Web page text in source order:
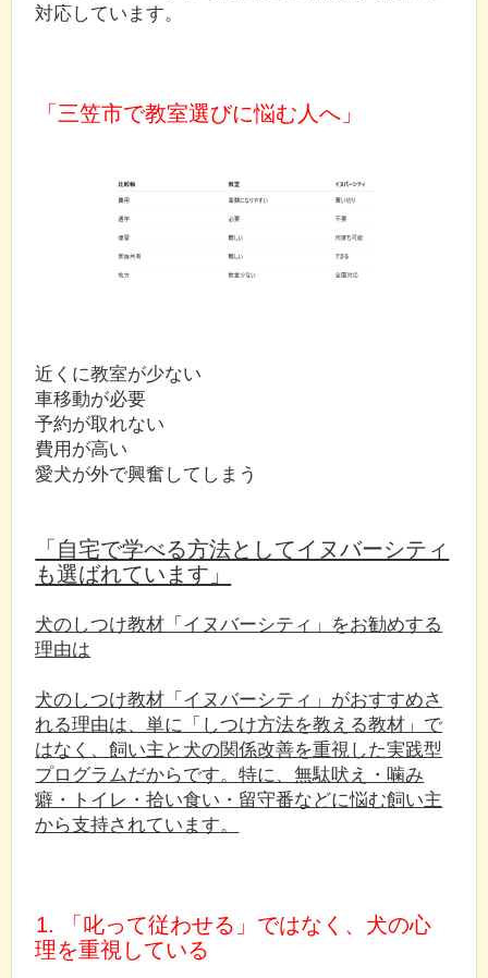
対応しています。
「三笠市で教室選びに悩む人へ」
近くに教室が少ない
車移動が必要
予約が取れない
費用が高い
愛犬が外で興奮してしまう
「自宅で学べる方法としてイヌバーシティ
も選ばれています」
犬のしつけ教材「イヌバーシティ」をお勧めする
理由は
犬のしつけ教材「イヌバーシティ」がおすすめさ
れる理由は、単に「しつけ方法を教える教材」で
はなく、飼い主と犬の関係改善を重視した実践型
プログラムだからです。特に、無駄吠え・噛み
癖・トイレ・拾い食い・留守番などに悩む飼い主
から支持されています。
1. 「叱って従わせる」ではなく、犬の心
理を重視している